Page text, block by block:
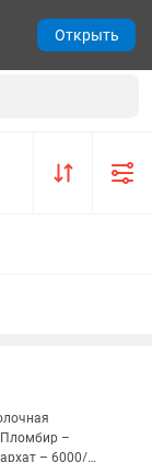
Пломбир –
– 6000/кг
Открыть